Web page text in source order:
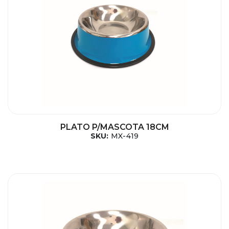
PLATO P/MASCOTA 18CM
SKU: MX-419